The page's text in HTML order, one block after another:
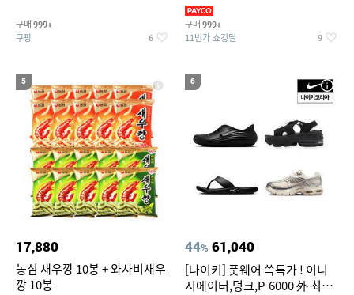
구매 999+
쿠팡 6
구매 999+
11번가 쇼킹딜 9
5
17,880
농심 새우깡 10봉 + 와사비새우
깡 10봉
6
44% 61,040
[나이키] 풋웨어 쓱특가 ! 이니
시에이터,덩크,P-6000 外 최대